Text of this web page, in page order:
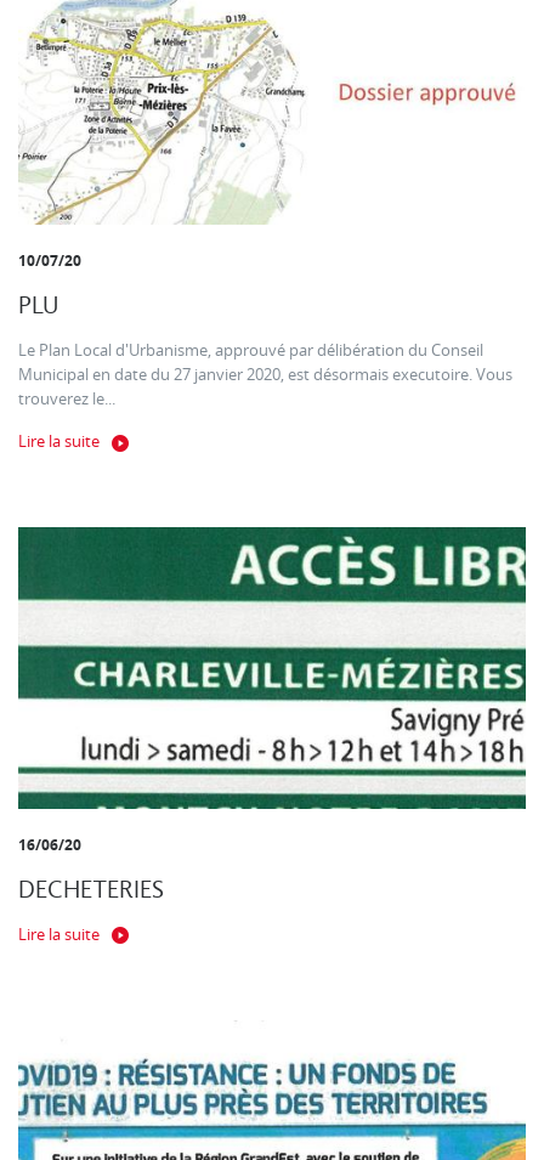
10/07/20
PLU
Le Plan Local d'Urbanisme, approuvé par délibération du Conseil
Municipal en date du 27 janvier 2020, est désormais executoire. Vous
trouverez le...
Lire la suite
16/06/20
DECHETERIES
Lire la suite